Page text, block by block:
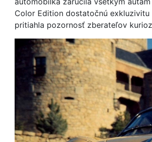
Color Edition dostatočnú exkluzivitu
pritiahla pozornosť zberateľov